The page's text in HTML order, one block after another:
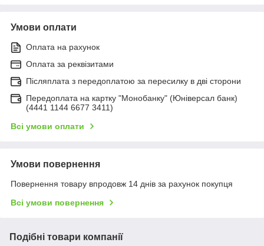
Умови оплати
Оплата на рахунок
Оплата за реквізитами
Післяплата з передоплатою за пересилку в дві сторони
Передоплата на картку "Монобанку" (Юніверсал банк)
(4441 1144 6677 3411)
Всі умови оплати
Умови повернення
Повернення товару впродовж 14 днів за рахунок покупця
Всі умови повернення
Подібні товари компанії